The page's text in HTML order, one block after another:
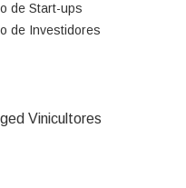
de Start-ups
de Investidores
Vinicultores